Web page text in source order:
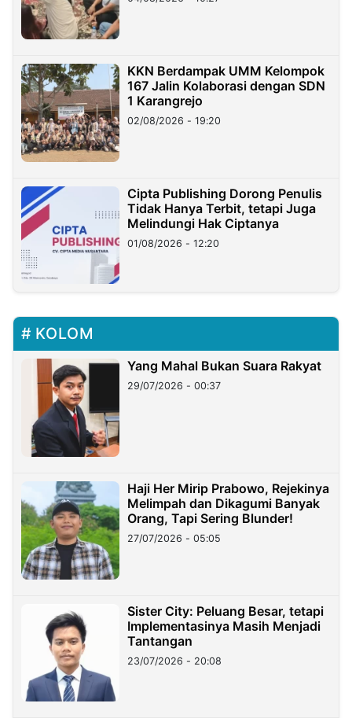
KKN Berdampak UMM Kelompok
167 Jalin Kolaborasi dengan SDN
1 Karangrejo
02/08/2026 - 19:20
Cipta Publishing Dorong Penulis
Tidak Hanya Terbit, tetapi Juga
Melindungi Hak Ciptanya
01/08/2026 - 12:20
KOLOM
Yang Mahal Bukan Suara Rakyat
29/07/2026 - 00:37
Haji Her Mirip Prabowo, Rejekinya
Melimpah dan Dikagumi Banyak
Orang, Tapi Sering Blunder!
27/07/2026 - 05:05
Sister City: Peluang Besar, tetapi
Implementasinya Masih Menjadi
Tantangan
23/07/2026 - 20:08